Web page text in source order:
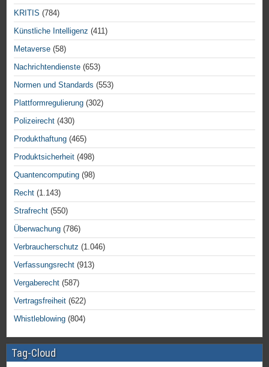
KRITIS (784)
Künstliche Intelligenz (411)
Metaverse (58)
Nachrichtendienste (653)
Normen und Standards (553)
Plattformregulierung (302)
Polizeirecht (430)
Produkthaftung (465)
Produktsicherheit (498)
Quantencomputing (98)
Recht (1.143)
Strafrecht (550)
Überwachung (786)
Verbraucherschutz (1.046)
Verfassungsrecht (913)
Vergaberecht (587)
Vertragsfreiheit (622)
Whistleblowing (804)
Tag-Cloud